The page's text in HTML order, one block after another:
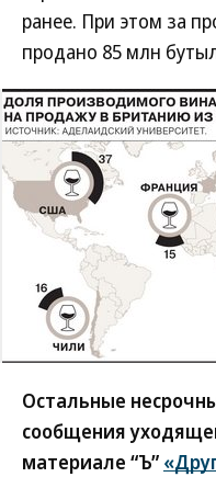
ранее. При этом за
продано 85 млн
Остальные
сообщения
материале “Ъ”